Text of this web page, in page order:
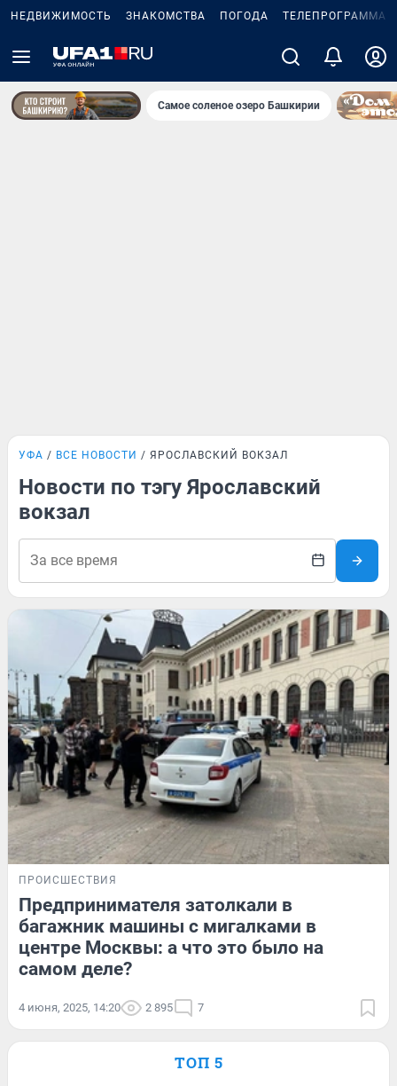
НЕДВИЖИМОСТЬ ЗНАКОМСТВА ПОГОДА ТЕЛЕПРОГРАММА
Самое соленое озеро Башкирии
УФА ВСЕ НОВОСТИ ЯРОСЛАВСКИЙ ВОКЗАЛ
Новости по тэгу Ярославский
вокзал
ПРОИСШЕСТВИЯ
Предпринимателя затолкали в
багажник машины с мигалками в
центре Москвы: а что это было на
самом деле?
4 июня, 2025, 14:20 2 895 7
ТОП 5